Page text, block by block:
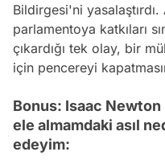
Bildirgesi'ni
parlamentoya katkıları
çıkardığı tek olay, bir
için pencereyi
Bonus: Isaac
ele almamdaki asıl
edeyim: